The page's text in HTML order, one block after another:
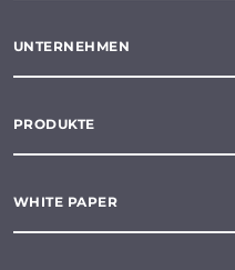
UNTERNEHMEN
PRODUKTE
WHITE PAPER